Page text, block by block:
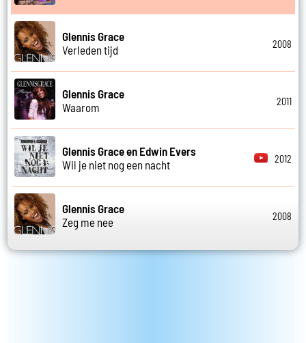
Glennis Grace
Verleden tijd
2008
Glennis Grace
Waarom
2011
Glennis Grace en Edwin Evers
Wil je niet nog een nacht
2012
Glennis Grace
Zeg me nee
2008